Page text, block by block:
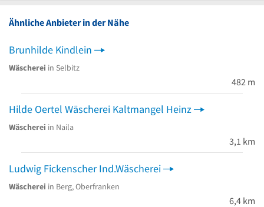
Ähnliche Anbieter in der Nähe
Brunhilde Kindlein
Wäscherei in Selbitz
482 m
Hilde Oertel Wäscherei Kaltmangel Heinz
Wäscherei in Naila
3,1 km
Ludwig Fickenscher Ind.Wäscherei
Wäscherei in Berg, Oberfranken
6,4 km